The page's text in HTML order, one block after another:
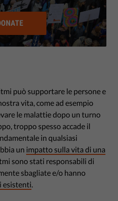
può supportare le persone e
vita, come ad esempio
le malattie dopo un turno
troppo spesso accade il
in qualsiasi
un impatto sulla vita di una
sono stati responsabili di
sbagliate e/o hanno
esistenti